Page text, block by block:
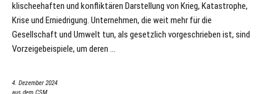
klischeehaften und konfliktären Darstellung von Krieg, Katastrophe,
Krise und Erniedrigung. Unternehmen, die weit mehr für die
Gesellschaft und Umwelt tun, als gesetzlich vorgeschrieben ist, sind
Vorzeigebeispiele, um deren …
4. Dezember 2024